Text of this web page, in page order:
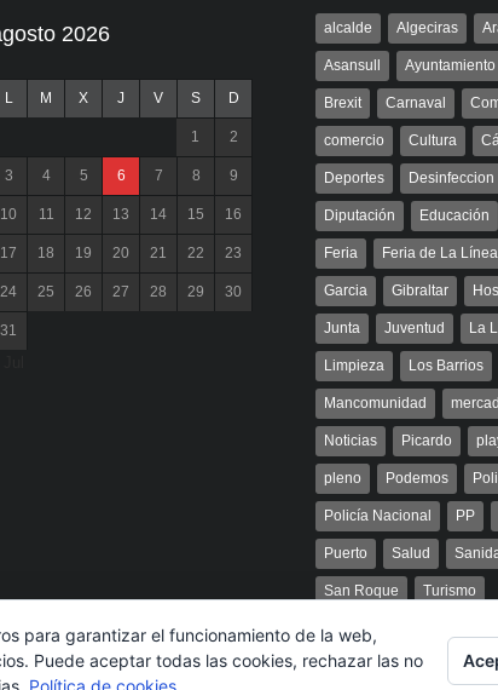
2026
L M X J V S D
1 2
3 4 5 6 7 8 9
10 11 12 13 14 15 16
17 18 19 20 21 22 23
24 25 26 27 28 29 30
31
alcalde Algeciras
Asansull Ayuntamiento
Brexit Carnaval
comercio Cultura
Deportes Desinfeccion
Diputación Educación
Feria Feria de La Línea
Garcia Gibraltar
Junta Juventud La
Limpieza Los Barrios
Mancomunidad
Noticias Picardo
pleno Podemos
Policía Nacional PP
Puerto Salud
San Roque Turismo
para garantizar el funcionamiento de la web,
Puede aceptar todas las cookies, rechazar las no
Política de cookies